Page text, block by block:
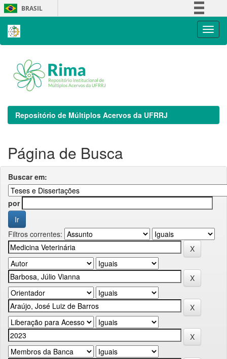
Skip
navigation
BRASIL
Repositório de Múltiplos Acervos da UFRRJ
Página de Busca
Buscar em:
por
Filtros correntes: